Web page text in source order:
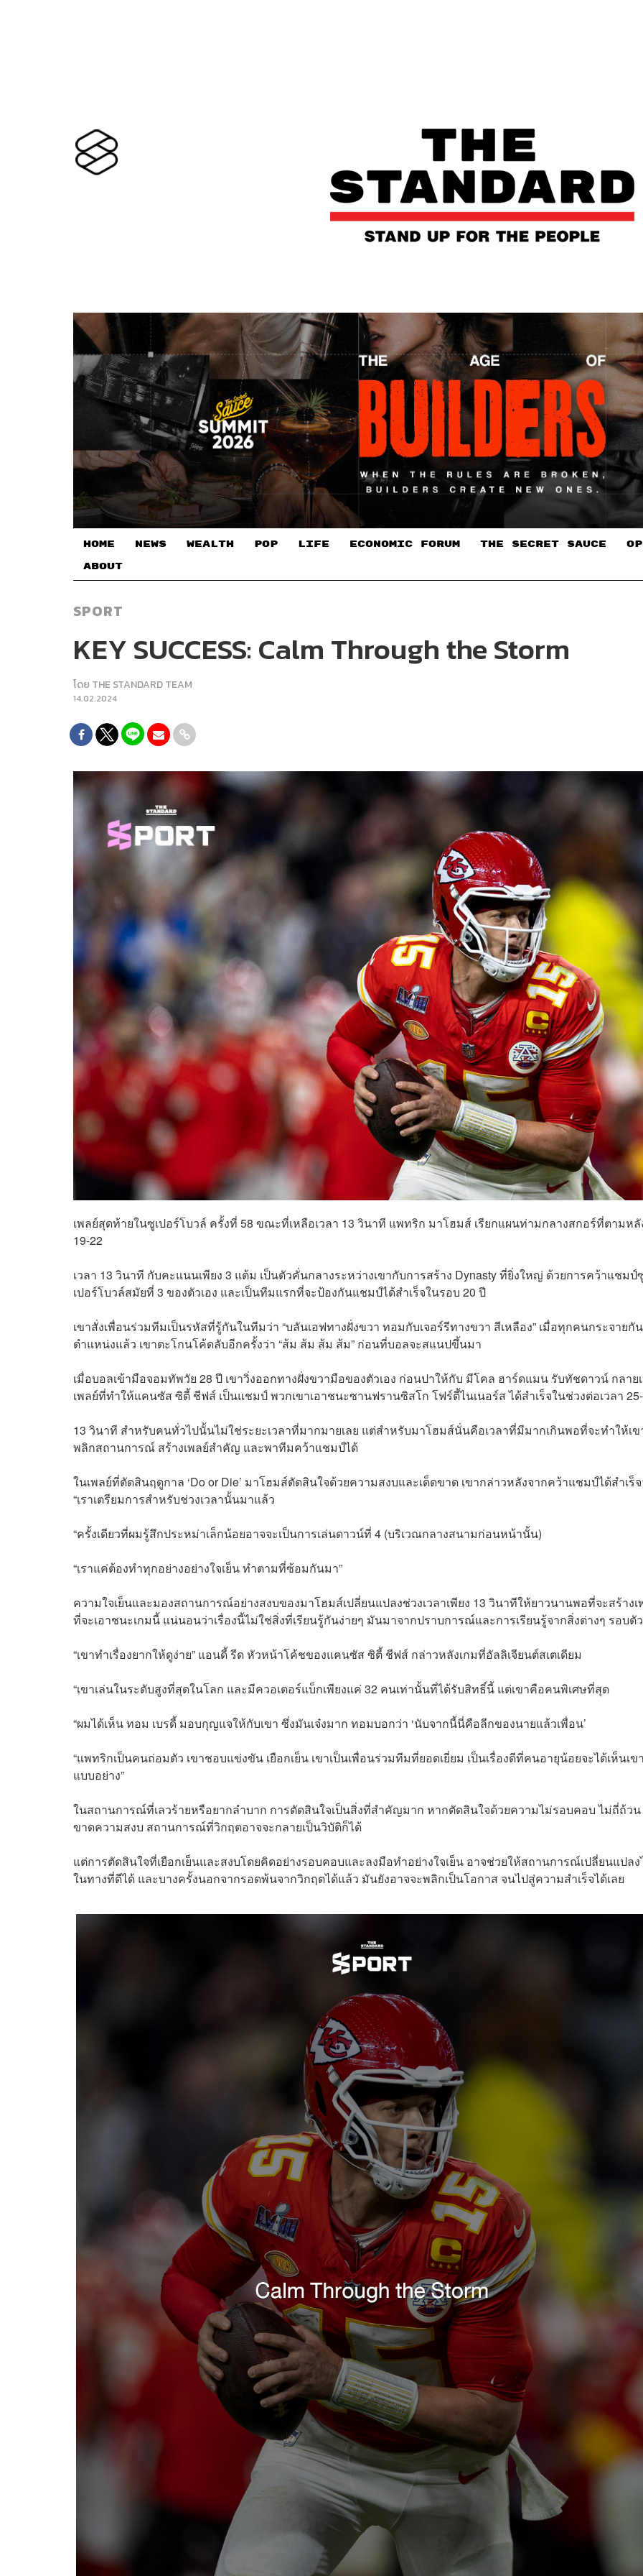
HOME NEWS WEALTH POP LIFE ECONOMIC FORUM THE SECRET SAUCE​
ABOUT
SPORT
KEY SUCCESS: Calm Through the Storm
โดย THE STANDARD TEAM
14.02.2024
เพลย์สุดท้ายในซูเปอร์โบวล์ ครั้งที่ 58 ขณะที่เหลือเวลา 13 วินาที แพทริก มาโฮมส์ เรียกแผนท่ามกลางสกอร์ที่ตามหลั
19-22
เวลา 13 วินาที กับคะแนนเพียง 3 แต้ม เป็นตัวคั่นกลางระหว่างเขากับการสร้าง Dynasty ที่ยิ่งใหญ่ ด้วยการคว้าแชมป์
เปอร์โบวล์สมัยที่ 3 ของตัวเอง และเป็นทีมแรกที่จะป้องกันแชมป์ได้สำเร็จในรอบ 20 ปี
เขาสั่งเพื่อนร่วมทีมเป็นรหัสที่รู้กันในทีมว่า “บลันเอฟทางฝั่งขวา ทอมกับเจอร์รีทางขวา สีเหลือง” เมื่อทุกคนกระจายกั
ตำแหน่งแล้ว เขาตะโกนโค้ดลับอีกครั้งว่า “ส้ม ส้ม ส้ม ส้ม” ก่อนที่บอลจะสแนปขึ้นมา
เมื่อบอลเข้ามือจอมทัพวัย 28 ปี เขาวิ่งออกทางฝั่งขวามือของตัวเอง ก่อนปาให้กับ มีโคล ฮาร์ดแมน รับทัชดาวน์ กลาย
เพลย์ที่ทำให้แคนซัส ซิตี้ ชีฟส์ เป็นแชมป์ พวกเขาเอาชนะซานฟรานซิสโก โฟร์ตี้ไนเนอร์ส ได้สำเร็จในช่วงต่อเวลา
13 วินาที สำหรับคนทั่วไปนั้นไม่ใช่ระยะเวลาที่มากมายเลย แต่สำหรับมาโฮมส์นั่นคือเวลาที่มีมากเกินพอที่จะทำให้เข
พลิกสถานการณ์ สร้างเพลย์สำคัญ และพาทีมคว้าแชมป์ได้
ในเพลย์ที่ตัดสินฤดูกาล ‘Do or Die’ มาโฮมส์ตัดสินใจด้วยความสงบและเด็ดขาด เขากล่าวหลังจากคว้าแชมป์ได้สำเร็
“เราเตรียมการสำหรับช่วงเวลานั้นมาแล้ว
“ครั้งเดียวที่ผมรู้สึกประหม่าเล็กน้อยอาจจะเป็นการเล่นดาวน์ที่ 4 (บริเวณกลางสนามก่อนหน้านั้น)
“เราแค่ต้องทำทุกอย่างอย่างใจเย็น ทำตามที่ซ้อมกันมา”
ความใจเย็นและมองสถานการณ์อย่างสงบของมาโฮมส์เปลี่ยนแปลงช่วงเวลาเพียง 13 วินาทีให้ยาวนานพอที่จะสร้างเ
ที่จะเอาชนะเกมนี้ แน่นอนว่าเรื่องนี้ไม่ใช่สิ่งที่เรียนรู้กันง่ายๆ มันมาจากปราบการณ์และการเรียนรู้จากสิ่งต่างๆ รอบตัว
“เขาทำเรื่องยากให้ดูง่าย” แอนดี้ รีด หัวหน้าโค้ชของแคนซัส ซิตี้ ชีฟส์ กล่าวหลังเกมที่อัลลิเจียนต์สเตเดียม
“เขาเล่นในระดับสูงที่สุดในโลก และมีควอเตอร์แบ็กเพียงแค่ 32 คนเท่านั้นที่ได้รับสิทธิ์นี้ แต่เขาคือคนพิเศษที่สุด
“ผมได้เห็น ทอม เบรดี้ มอบกุญแจให้กับเขา ซึ่งมันเจ๋งมาก ทอมบอกว่า ‘นับจากนี้นี่คือลีกของนายแล้วเพื่อน’
“แพทริกเป็นคนถ่อมตัว เขาชอบแข่งขัน เยือกเย็น เขาเป็นเพื่อนร่วมทีมที่ยอดเยี่ยม เป็นเรื่องดีที่คนอายุน้อยจะได้เห็นเข
แบบอย่าง”
ในสถานการณ์ที่เลวร้ายหรือยากลำบาก การตัดสินใจเป็นสิ่งที่สำคัญมาก หากตัดสินใจด้วยความไม่รอบคอบ ไม่ถี่ถ้ว
ขาดความสงบ สถานการณ์ที่วิกฤตอาจจะกลายเป็นวิบัติก็ได้
แต่การตัดสินใจที่เยือกเย็นและสงบโดยคิดอย่างรอบคอบและลงมือทำอย่างใจเย็น อาจช่วยให้สถานการณ์เปลี่ยนแปลง
ในทางที่ดีได้ และบางครั้งนอกจากรอดพ้นจากวิกฤตได้แล้ว มันยังอาจจะพลิกเป็นโอกาส จนไปสู่ความสำเร็จได้เลย